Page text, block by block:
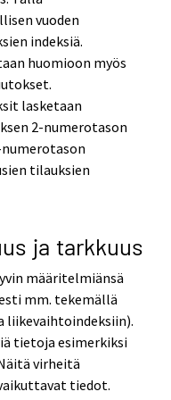
vuoden
indeksiä.
huomioon myös
lasketaan
2-numerotason
tilauksien
ja tarkkuus
määritelmiänsä
mm. tekemällä
liikevaihtoindeksiin).
tietoja esimerkiksi
virheitä
tiedot.